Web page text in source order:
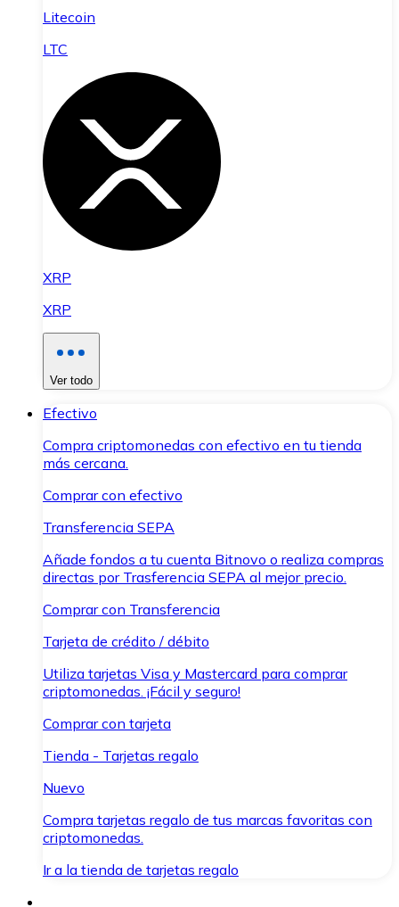
Litecoin
LTC
XRP
XRP
Ver todo
Efectivo
Compra criptomonedas con efectivo en tu tienda
más cercana.
Comprar con efectivo
Transferencia SEPA
Añade fondos a tu cuenta Bitnovo o realiza compras
directas por Trasferencia SEPA al mejor precio.
Comprar con Transferencia
Tarjeta de crédito / débito
Utiliza tarjetas Visa y Mastercard para comprar
criptomonedas. ¡Fácil y seguro!
Comprar con tarjeta
Tienda - Tarjetas regalo
Nuevo
Compra tarjetas regalo de tus marcas favoritas con
criptomonedas.
Ir a la tienda de tarjetas regalo